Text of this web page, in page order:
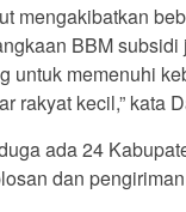
mengakibatkan
BBM subsidi
untuk memenuhi
rakyat kecil,” kata
ada 24
dan